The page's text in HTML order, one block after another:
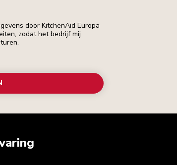
door KitchenAid Europa
zodat het bedrijf mij